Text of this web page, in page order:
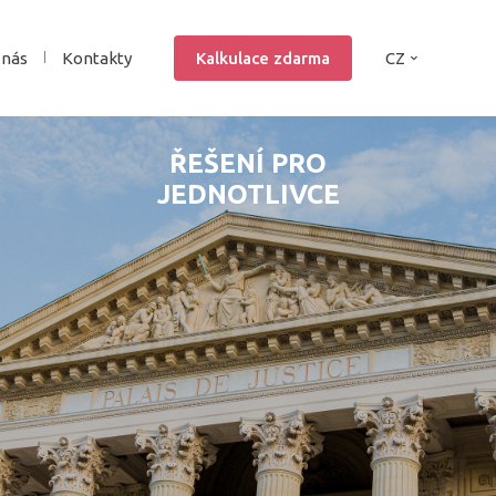
Kontakty Kalkulace zdarma CZ
ŘEŠENÍ PRO
JEDNOTLIVCE
ANO